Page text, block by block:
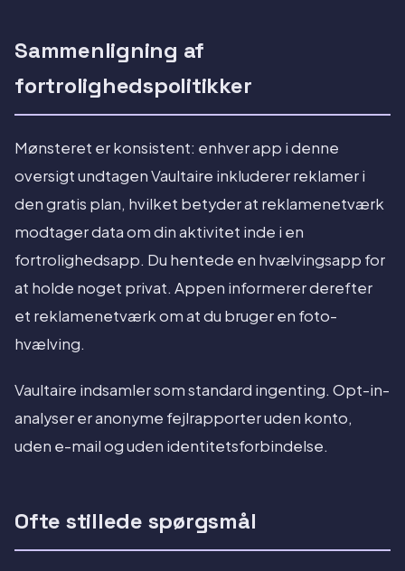
Sammenligning af
fortrolighedspolitikker
Mønsteret er konsistent: enhver app i denne
oversigt undtagen Vaultaire inkluderer reklamer i
den gratis plan, hvilket betyder at reklamenetværk
modtager data om din aktivitet inde i en
fortrolighedsapp. Du hentede en hvælvingsapp for
at holde noget privat. Appen informerer derefter
et reklamenetværk om at du bruger en foto-
hvælving.
Vaultaire indsamler som standard ingenting. Opt-in-
analyser er anonyme fejlrapporter uden konto,
uden e-mail og uden identitetsforbindelse.
Ofte stillede spørgsmål